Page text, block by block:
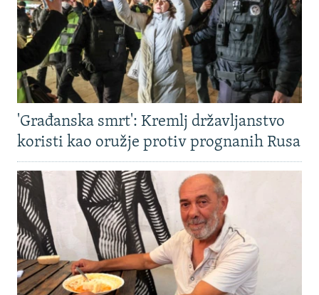
'Građanska smrt': Kremlj državljanstvo
koristi kao oružje protiv prognanih Rusa